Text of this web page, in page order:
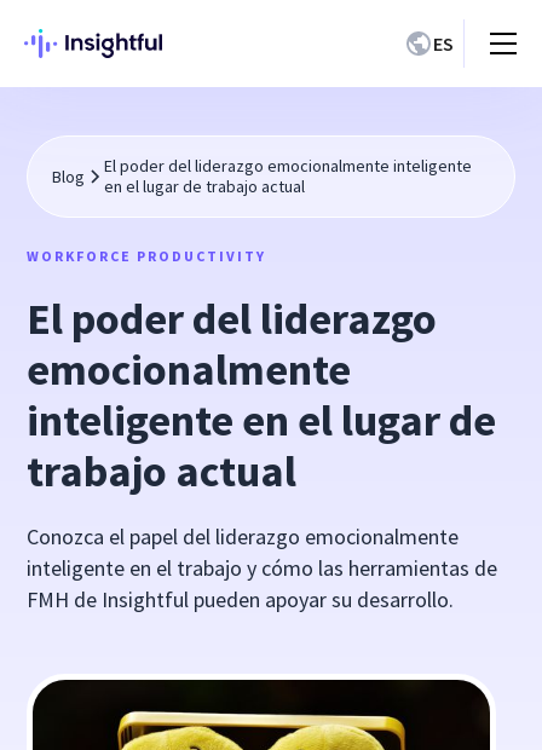
ES
Blog
El poder del liderazgo emocionalmente inteligente
en el lugar de trabajo actual
WORKFORCE PRODUCTIVITY
El poder del liderazgo
emocionalmente
inteligente en el lugar de
trabajo actual
Conozca el papel del liderazgo emocionalmente
inteligente en el trabajo y cómo las herramientas de
FMH de Insightful pueden apoyar su desarrollo.